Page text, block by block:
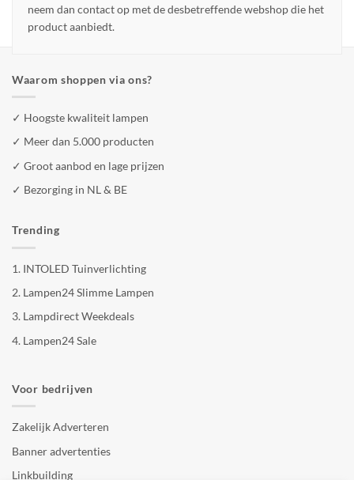
neem dan contact op met de desbetreffende webshop die het
product aanbiedt.
Waarom shoppen via ons?
✓ Hoogste kwaliteit lampen
✓ Meer dan 5.000 producten
✓ Groot aanbod en lage prijzen
✓ Bezorging in NL & BE
Trending
1. INTOLED Tuinverlichting
2. Lampen24 Slimme Lampen
3. Lampdirect Weekdeals
4. Lampen24 Sale
Voor bedrijven
Zakelijk Adverteren
Banner advertenties
Linkbuilding